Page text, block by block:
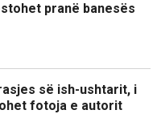
pranë banesës
së ish-ushtarit, i
fotoja e autorit